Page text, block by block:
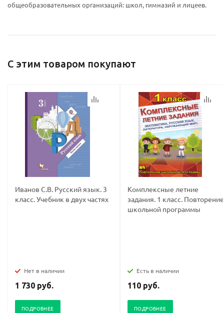
общеобразовательных организаций: школ, гимназий и лицеев.
С этим товаром покупают
Иванов С.В. Русский язык. 3
класс. Учебник в двух частях
Нет в наличии
1 730 руб.
ПОДРОБНЕЕ
Комплексные летние
задания. 1 класс. Повторение
школьной программы
Есть в наличии
110 руб.
ПОДРОБНЕЕ